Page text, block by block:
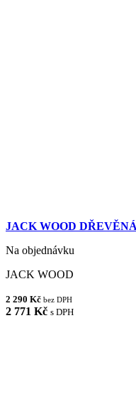
JACK WOOD
Na objednávku
JACK WOOD
2 290 Kč bez DPH
2 771 Kč s DPH